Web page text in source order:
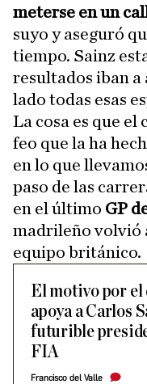
meterse en un
suyo y aseguró
tiempo. Sainz
resultados iban a
lado todas esas
La cosa es que el
feo que la ha
en lo que
paso de las
en el último GP
madrileño volvió
equipo británico.
El motivo por el
apoya a Carlos
futurible
FIA
Francisco del Valle